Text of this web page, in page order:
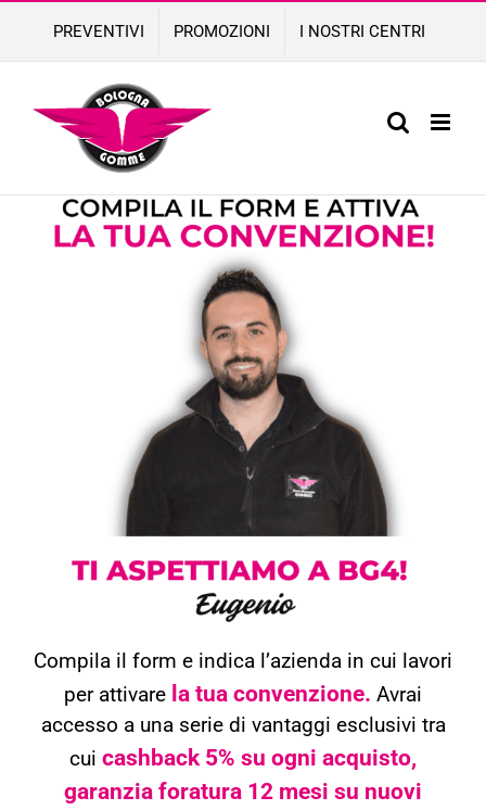
content
PREVENTIVI PROMOZIONI I NOSTRI CENTRI
Compila il form e indica l’azienda in cui lavori
per attivare la tua convenzione. Avrai
accesso a una serie di vantaggi esclusivi tra
cui cashback 5% su ogni acquisto,
garanzia foratura 12 mesi su nuovi